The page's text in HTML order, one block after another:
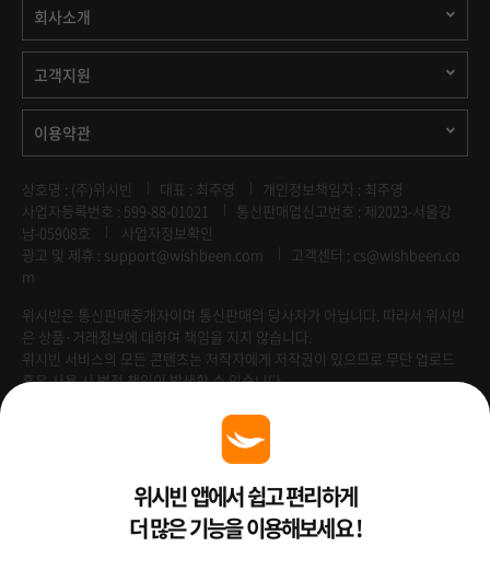
회사소개
고객지원
이용약관
상호명 : (주)위시빈 대표 : 최주영
개인정보책임자 : 최주영
사업자등록번호 : 599-88-01021
통신판매업신고번호 : 제2023-서울강
남-05908호
사업자정보확인
광고 및 제휴 : support@wishbeen.com
고객센터 : cs@wishbeen.co
m
위시빈은 통신판매중개자이며 통신판매의 당사자가 아닙니다. 따라서 위시빈
은 상품·거래정보에 대하여 책임을 지지 않습니다.
위시빈 서비스의 모든 콘텐츠는 저작자에게 저작권이 있으므로 무단 업로드
혹은 사용 시 법적 책임이 발생할 수 있습니다.
Venture Enterprise위시빈 앱에서 쉽고 편리하게
더 많은 기능을 이용해보세요 !